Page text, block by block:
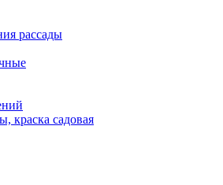
рассады
краска садовая